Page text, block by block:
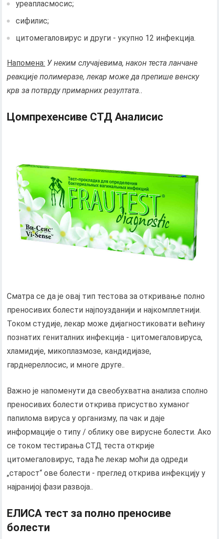
уреапласмосис;
сифилис;
цитомегаловирус и други - укупно 12 инфекција.
Напомена: У неким случајевима, након теста ланчане
реакције полимеразе, лекар може да препише венску
крв за потврду примарних резултата..
Цомпрехенсиве СТД Аналисис
Сматра се да је овај тип тестова за откривање полно
преносивих болести најпоузданији и најкомплетнији.
Током студије, лекар може дијагностиковати већину
познатих гениталних инфекција - цитомегаловируса,
хламидије, микоплазмозе, кандидијазе,
гарднереллосис, и многе друге..
Важно је напоменути да свеобухватна анализа сполно
преносивих болести открива присуство хуманог
папилома вируса у организму, па чак и даје
информације о типу / облику ове вирусне болести. Ако
се током тестирања СТД теста открије
цитомегаловирус, тада ће лекар моћи да одреди
„старост“ ове болести - преглед открива инфекцију у
најранијој фази развоја..
ЕЛИСА тест за полно преносиве
болести